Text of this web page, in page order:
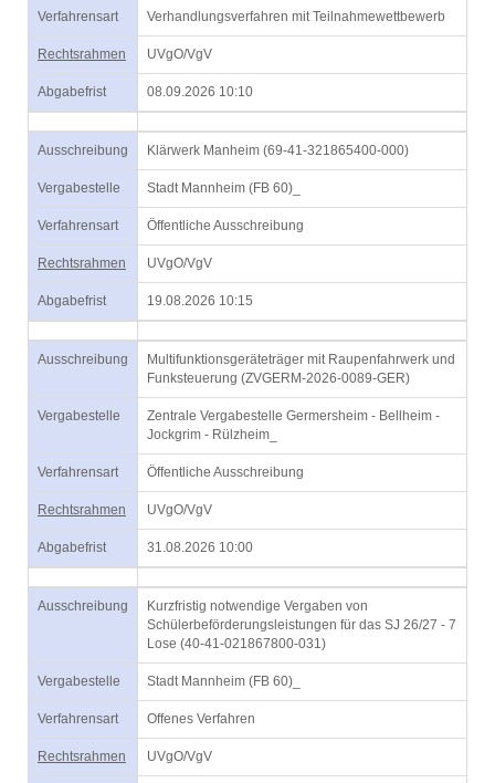
Verfahrensart Verhandlungsverfahren mit Teilnahmewettbewerb
Rechtsrahmen UVgO/VgV
Abgabefrist 08.09.2026 10:10
Ausschreibung Klärwerk Manheim (69-41-321865400-000)
Vergabestelle Stadt Mannheim (FB 60)_
Verfahrensart Öffentliche Ausschreibung
Rechtsrahmen UVgO/VgV
Abgabefrist 19.08.2026 10:15
Ausschreibung
Multifunktionsgeräteträger mit Raupenfahrwerk und
Funksteuerung (ZVGERM-2026-0089-GER)
Vergabestelle
Zentrale Vergabestelle Germersheim - Bellheim -
Jockgrim - Rülzheim_
Verfahrensart Öffentliche Ausschreibung
Rechtsrahmen UVgO/VgV
Abgabefrist 31.08.2026 10:00
Ausschreibung
Kurzfristig notwendige Vergaben von
Schülerbeförderungsleistungen für das SJ 26/27 - 7
Lose (40-41-021867800-031)
Vergabestelle Stadt Mannheim (FB 60)_
Verfahrensart Offenes Verfahren
Rechtsrahmen UVgO/VgV